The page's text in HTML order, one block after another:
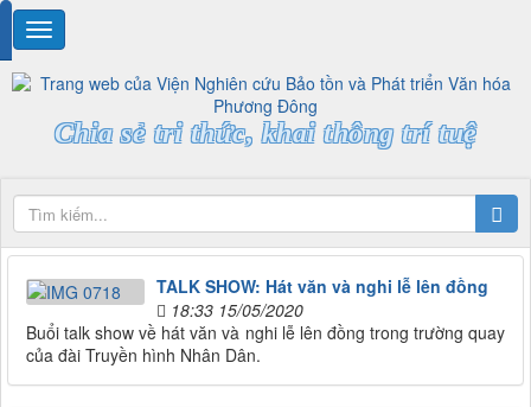
Chia sẻ tri thức, khai thông trí tuệ
TALK SHOW: Hát văn và nghi lễ lên đồng
18:33 15/05/2020
Buổi talk show về hát văn và nghi lễ lên đồng trong trường quay
của đài Truyền hình Nhân Dân.